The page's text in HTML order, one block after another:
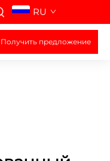
RU
Получить предложение